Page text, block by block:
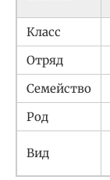
Класс
Отряд
Семейство
Род
Вид